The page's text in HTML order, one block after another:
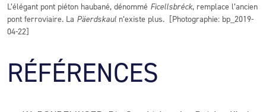
L’élégant pont piéton haubané, dénommé Ficellsbréck, remplace l’ancien
pont ferroviaire. La Päerdskaul n’existe plus. [Photographie: bp_2019-
04-22]
RÉFÉRENCES